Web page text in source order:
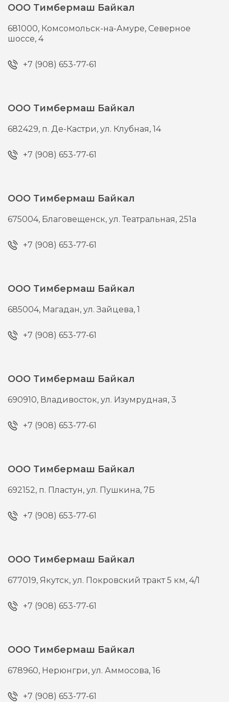
ООО Тимбермаш Байкал
681000, Комсомольск-на-Амуре, Северное
шоссе, 4
+7 (908) 653-77-61
ООО Тимбермаш Байкал
682429, п. Де-Кастри,ул. Клубная, 14
+7 (908) 653-77-61
ООО Тимбермаш Байкал
675004, Благовещенск,ул. Театральная, 251а
+7 (908) 653-77-61
ООО Тимбермаш Байкал
685004, Магадан,ул. Зайцева, 1
+7 (908) 653-77-61
ООО Тимбермаш Байкал
690910, Владивосток,ул. Изумрудная, 3
+7 (908) 653-77-61
ООО Тимбермаш Байкал
692152, п. Пластун,ул. Пушкина, 7Б
+7 (908) 653-77-61
ООО Тимбермаш Байкал
677019, Якутск,ул. Покровский тракт 5 км, 4/1
+7 (908) 653-77-61
ООО Тимбермаш Байкал
678960, Нерюнгри,ул. Аммосова, 16
+7 (908) 653-77-61